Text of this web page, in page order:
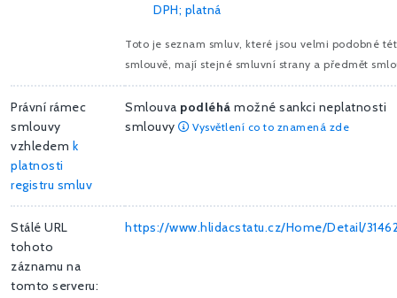
DPH; platná
Toto je seznam smluv, které jsou velmi podobné
smlouvě, mají stejné smluvní strany a předmět
Právní rámec
smlouvy
vzhledem k
platnosti
registru smluv
Smlouva podléhá možné sankci neplatnosti
smlouvy
Vysvětlení co to znamená zde
Stálé URL
tohoto
záznamu na
tomto serveru:
https://www.hlidacstatu.cz/Home/Detail/